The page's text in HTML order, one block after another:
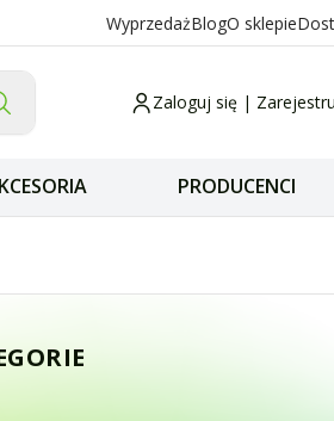
WyprzedażBlogO sklepie
Zaloguj się |
PRODUCENCI
do